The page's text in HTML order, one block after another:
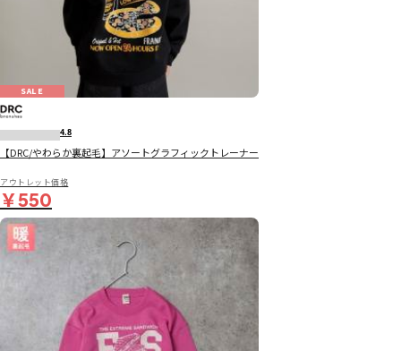
SALE
4.8
【DRC/やわらか裏起毛】アソートグラフィックトレーナー
アウトレット価格
￥550